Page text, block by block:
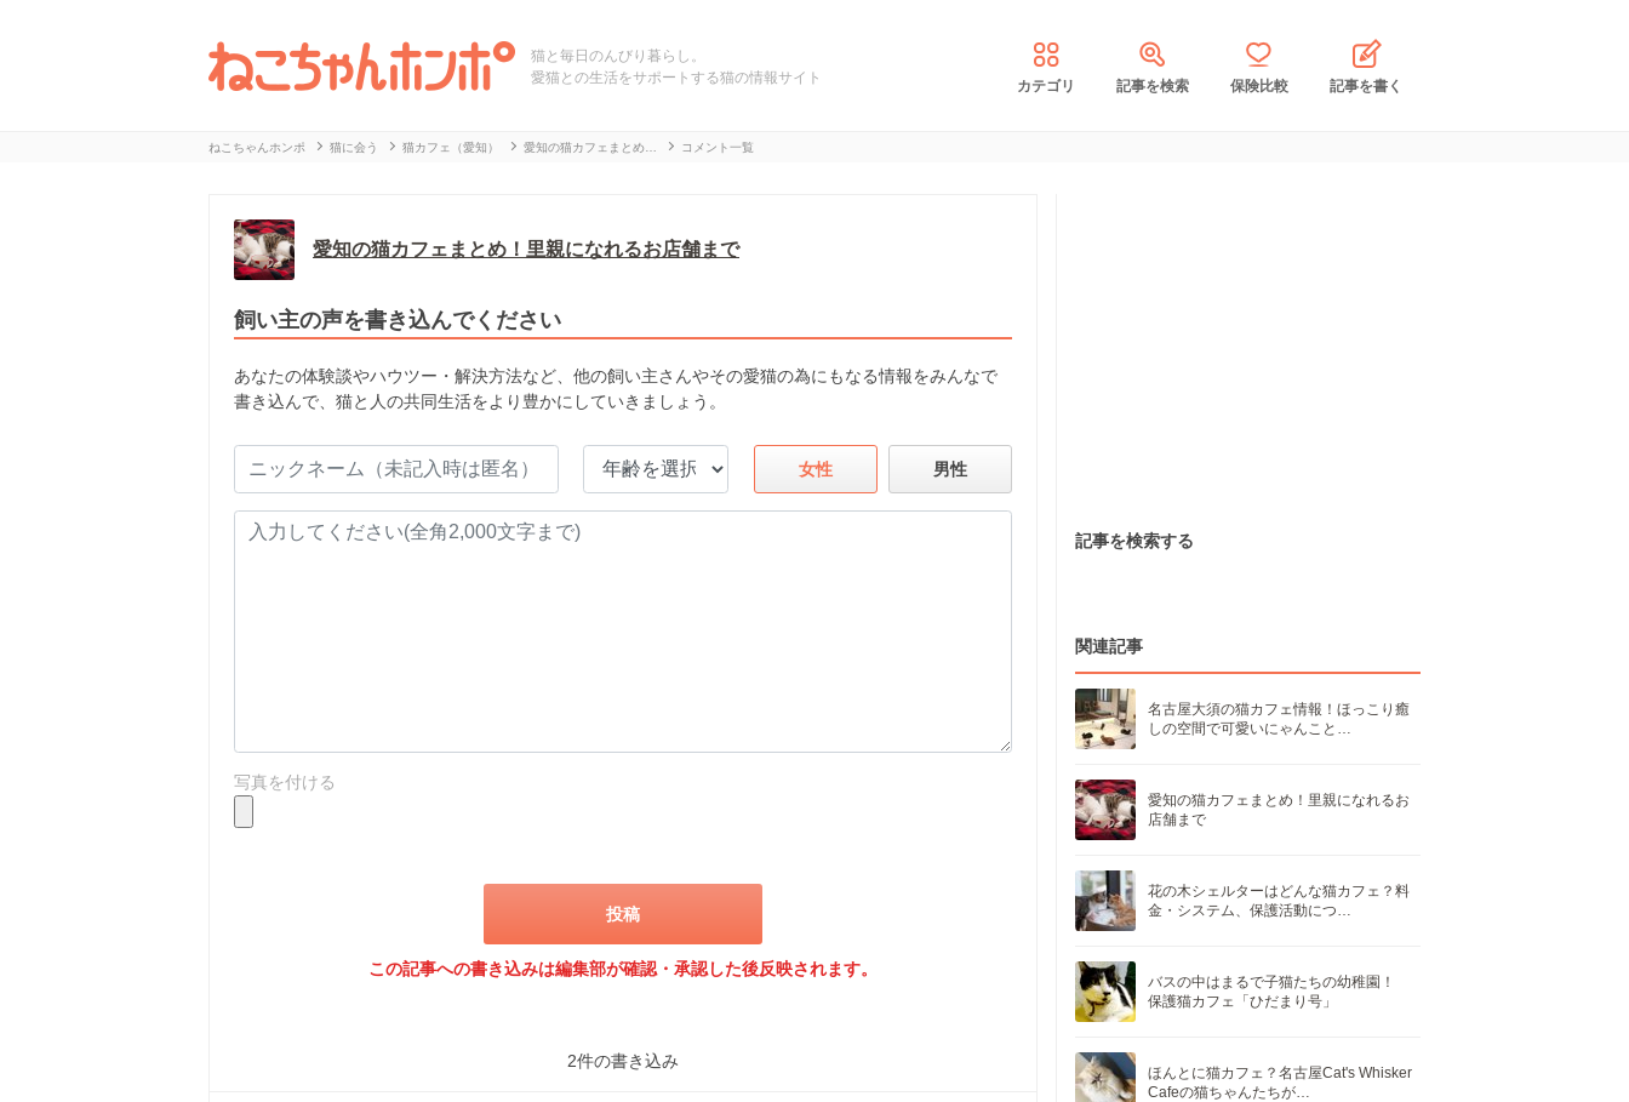
猫と毎日のんびり暮らし。
愛猫との生活をサポートする猫の情報サイト
カテゴリ 記事を検索 保険比較 記事を書く
ねこちゃんホンポ 猫に会う 猫カフェ（愛知） 愛知の猫カフェまとめ… コメント一覧
愛知の猫カフェまとめ！里親になれるお店舗まで
飼い主の声を書き込んでください
あなたの体験談やハウツー・解決方法など、他の飼い主さんやその愛猫の為にもなる情報をみんなで
書き込んで、猫と人の共同生活をより豊かにしていきましょう。
女性 男性
写真を付ける
この記事への書き込みは編集部が確認・承認した後反映されます。
2件の書き込み
記事を検索する
関連記事
名古屋大須の猫カフェ情報！ほっこり癒
しの空間で可愛いにゃんこと…
愛知の猫カフェまとめ！里親になれるお
店舗まで
花の木シェルターはどんな猫カフェ？料
金・システム、保護活動につ…
バスの中はまるで子猫たちの幼稚園！
保護猫カフェ「ひだまり号」
ほんとに猫カフェ？名古屋Cat's Whisker
Cafeの猫ちゃんたちが…